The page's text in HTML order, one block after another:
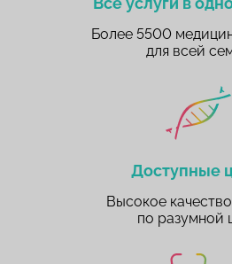
Более 5500
для всей
Доступные
Высокое
по разумной